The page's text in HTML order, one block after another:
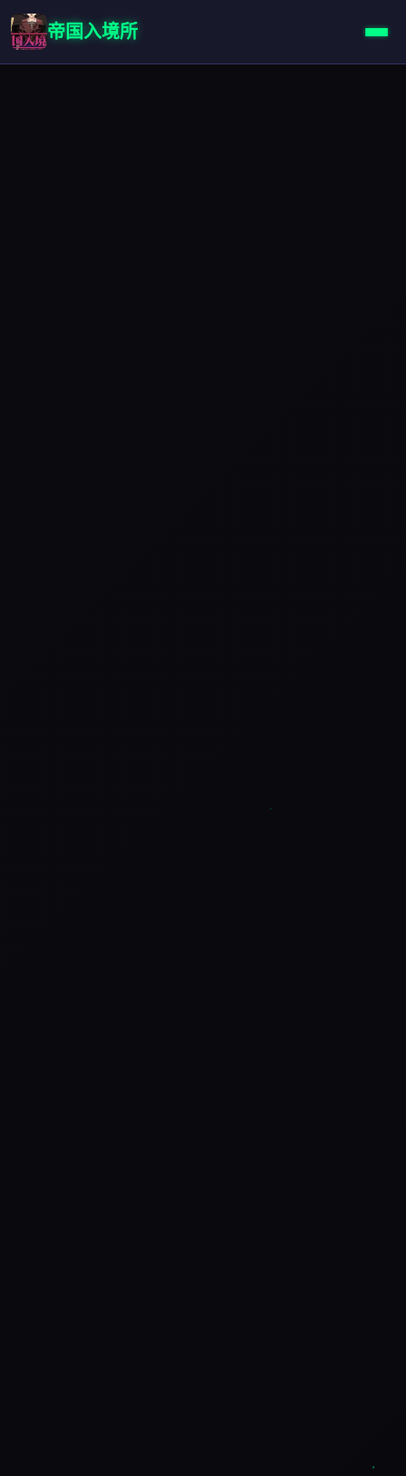
帝国入境所